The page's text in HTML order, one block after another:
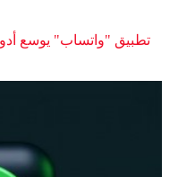
تطبيق "واتساب" يوسع